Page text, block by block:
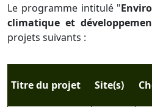
Le programme intitulé "
climatique et
projets suivants :
Titre du projet Site(s)